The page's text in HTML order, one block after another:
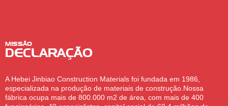
MISSÃO
DECLARAÇÃO
A Hebei Jinbiao Construction Materials foi fundada em 1986,
especializada na produção de materiais de construção.Nossa
fábrica ocupa mais de 800.000 m2 de área, com mais de 400